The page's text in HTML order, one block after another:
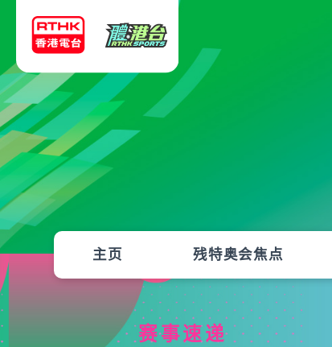
主页 残特奥会焦点
赛事速递